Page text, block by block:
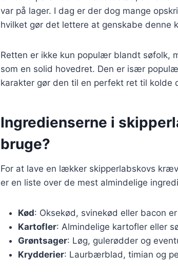
var på lager. I dag er der dog mange
hvilket gør det lettere at genskabe denne
Retten er ikke kun populær blandt søfolk,
som en solid hovedret. Den er især
karakter gør den til en perfekt ret til kolde
Ingredienserne i
bruge?
For at lave en lækker skipperlabskovs
er en liste over de mest almindelige
Kød: Oksekød, svinekød eller bacon
Kartofler: Almindelige kartofler eller
Grøntsager: Løg, gulerødder og
Krydderier: Laurbærblad, timian og